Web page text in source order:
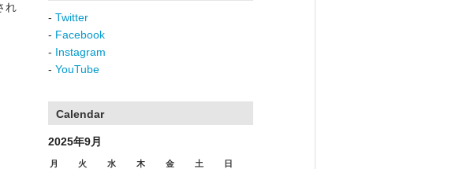
れ
- Twitter
- Facebook
- Instagram
- YouTube
Calendar
2025年9月
月 火 水 木 金 土 日